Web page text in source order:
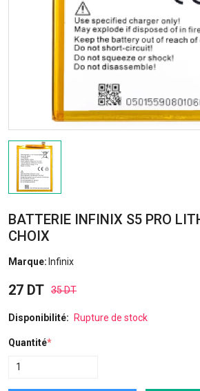
BATTERIE INFINIX S5 PRO
CHOIX
Marque: Infinix
27 DT 35 DT
Disponibilité: Rupture de stock
Quantité*